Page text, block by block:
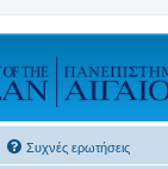
Συχνές ερωτήσεις